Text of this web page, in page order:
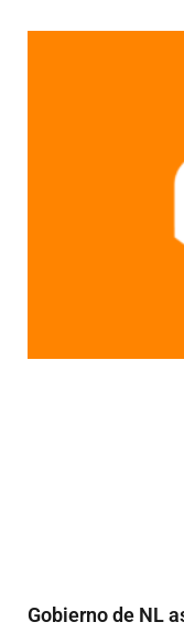
Gobierno de NL